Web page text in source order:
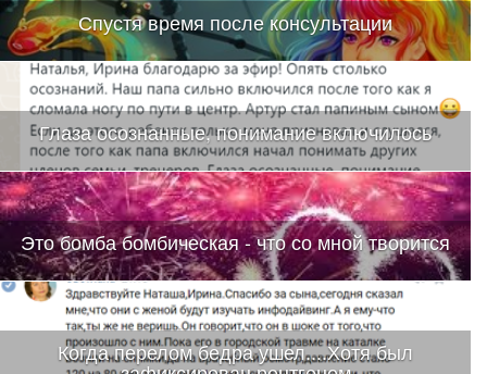
Спустя время после консультации
Глаза осознанные, понимание включилось
Это бомба бомбическая - что со мной творится
Когда перелом бедра ушел....Хотя был